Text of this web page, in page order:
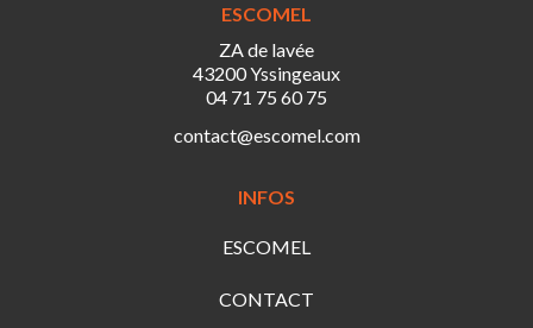
ESCOMEL
ZA de lavée
43200 Yssingeaux
04 71 75 60 75
contact@escomel.com
INFOS
ESCOMEL
CONTACT